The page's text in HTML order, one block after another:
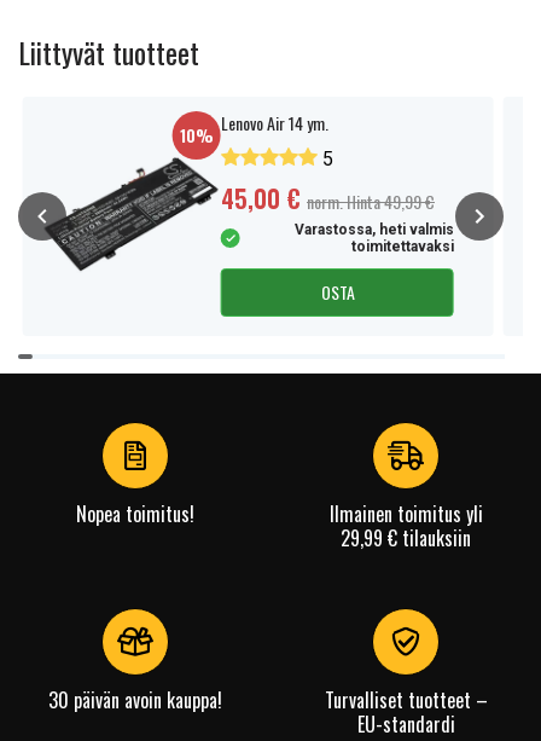
Liittyvät tuotteet
10% Lenovo Air 14 ym.
5
45,00 € norm. Hinta 49,99 €
Varastossa, heti valmis
toimitettavaksi
OSTA
Item
1
Nopea toimitus!
Ilmainen toimitus yli
29,99 € tilauksiin
30 päivän avoin kauppa!
Turvalliset tuotteet –
EU-standardi